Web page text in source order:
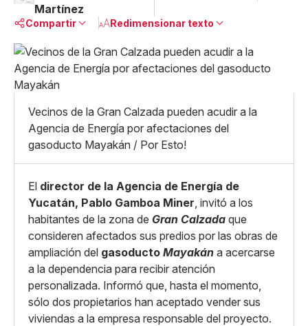
Martínez
Compartir
Linkedin
Facebook
X
Whatsapp
Copiar enlace
Redimensionar texto
Pequeño
Mediano
Vecinos de la Gran Calzada pueden acudir a la
Agencia de Energía por afectaciones del
gasoducto Mayakán / Por Esto!
El director de la Agencia de Energía de
Yucatán, Pablo Gamboa Miner, invitó a los
habitantes de la zona de Gran Calzada que
consideren afectados sus predios por las obras de
ampliación del gasoducto Mayakán a acercarse
a la dependencia para recibir atención
personalizada. Informó que, hasta el momento,
sólo dos propietarios han aceptado vender sus
viviendas a la empresa responsable del proyecto.